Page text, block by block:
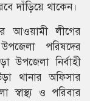
দাঁড়িয়ে থাকেন।
আওয়ামী লীগের
পরিষদের
নির্বাহী
থানার অফিসার
ও পরিবার